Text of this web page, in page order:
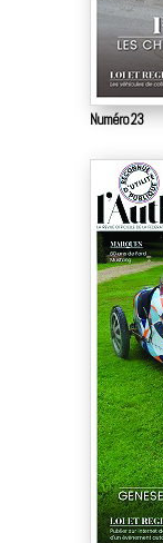
Numéro 23